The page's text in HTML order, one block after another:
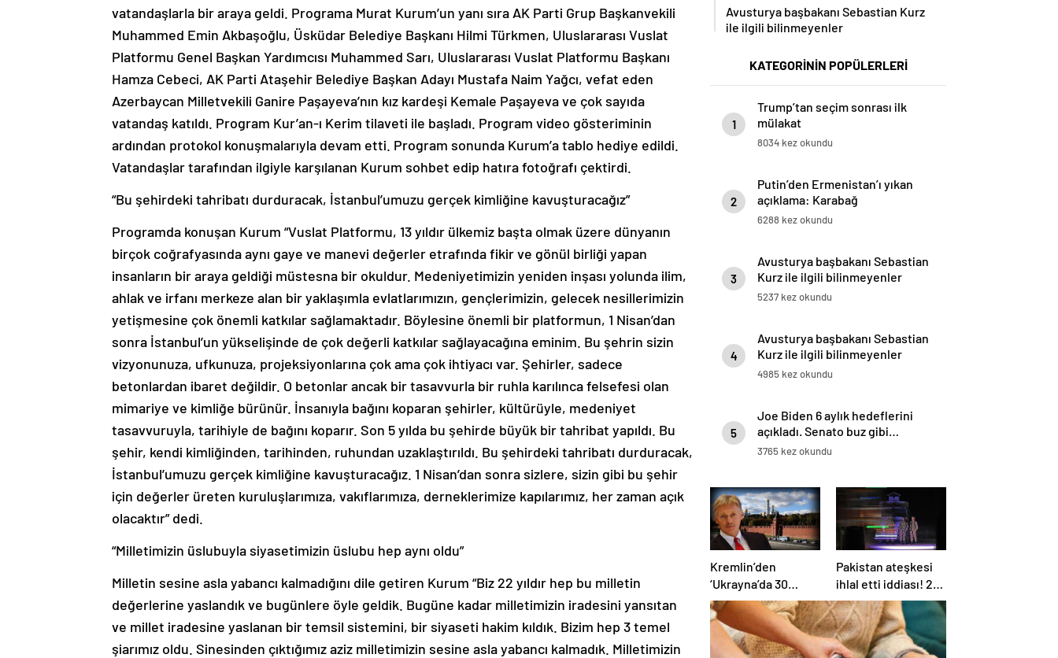
vatandaşlarla bir araya geldi. Programa Murat Kurum’un yanı sıra AK Parti Grup Başkanvekili
Muhammed Emin Akbaşoğlu, Üsküdar Belediye Başkanı Hilmi Türkmen, Uluslararası Vuslat
Platformu Genel Başkan Yardımcısı Muhammed Sarı, Uluslararası Vuslat Platformu Başkanı
Hamza Cebeci, AK Parti Ataşehir Belediye Başkan Adayı Mustafa Naim Yağcı, vefat eden
Azerbaycan Milletvekili Ganire Paşayeva’nın kız kardeşi Kemale Paşayeva ve çok sayıda
vatandaş katıldı. Program Kur’an-ı Kerim tilaveti ile başladı. Program video gösteriminin
ardından protokol konuşmalarıyla devam etti. Program sonunda Kurum’a tablo hediye edildi.
Vatandaşlar tarafından ilgiyle karşılanan Kurum sohbet edip hatıra fotoğrafı çektirdi.
“Bu şehirdeki tahribatı durduracak, İstanbul’umuzu gerçek kimliğine kavuşturacağız”
Programda konuşan Kurum “Vuslat Platformu, 13 yıldır ülkemiz başta olmak üzere dünyanın
birçok coğrafyasında aynı gaye ve manevi değerler etrafında fikir ve gönül birliği yapan
insanların bir araya geldiği müstesna bir okuldur. Medeniyetimizin yeniden inşası yolunda ilim,
ahlak ve irfanı merkeze alan bir yaklaşımla evlatlarımızın, gençlerimizin, gelecek nesillerimizin
yetişmesine çok önemli katkılar sağlamaktadır. Böylesine önemli bir platformun, 1 Nisan’dan
sonra İstanbul’un yükselişinde de çok değerli katkılar sağlayacağına eminim. Bu şehrin sizin
vizyonunuza, ufkunuza, projeksiyonlarına çok ama çok ihtiyacı var. Şehirler, sadece
betonlardan ibaret değildir. O betonlar ancak bir tasavvurla bir ruhla karılınca felsefesi olan
mimariye ve kimliğe bürünür. İnsanıyla bağını koparan şehirler, kültürüyle, medeniyet
tasavvuruyla, tarihiyle de bağını koparır. Son 5 yılda bu şehirde büyük bir tahribat yapıldı. Bu
şehir, kendi kimliğinden, tarihinden, ruhundan uzaklaştırıldı. Bu şehirdeki tahribatı durduracak,
İstanbul’umuzu gerçek kimliğine kavuşturacağız. 1 Nisan’dan sonra sizlere, sizin gibi bu şehir
için değerler üreten kuruluşlarımıza, vakıflarımıza, derneklerimize kapılarımız, her zaman açık
olacaktır” dedi.
“Milletimizin üslubuyla siyasetimizin üslubu hep aynı oldu”
Milletin sesine asla yabancı kalmadığını dile getiren Kurum “Biz 22 yıldır hep bu milletin
değerlerine yaslandık ve bugünlere öyle geldik. Bugüne kadar milletimizin iradesini yansıtan
ve millet iradesine yaslanan bir temsil sistemini, bir siyaseti hakim kıldık. Bizim hep 3 temel
şiarımız oldu. Sinesinden çıktığımız aziz milletimizin sesine asla yabancı kalmadık. Milletimizin
Avusturya başbakanı Sebastian Kurz
ile ilgili bilinmeyenler
KATEGORİNİN POPÜLERLERİ
1
Trump’tan seçim sonrası ilk
mülakat
8034 kez okundu
2
Putin’den Ermenistan’ı yıkan
açıklama: Karabağ
Azerbaycan’ın ayrılmaz bir
6288 kez okundu
3
Avusturya başbakanı Sebastian
Kurz ile ilgili bilinmeyenler
5237 kez okundu
4
Avusturya başbakanı Sebastian
Kurz ile ilgili bilinmeyenler
4985 kez okundu
5
Joe Biden 6 aylık hedeflerini
açıkladı. Senato buz gibi…
3765 kez okundu
Kremlin’den
‘Ukrayna’da 30
günlük ateşkes’
açıklaması: Bunu
iyice düşünmeliyiz
Pakistan ateşkesi
ihlal etti iddiası! 2
ülkeden 2 farklı
açıklama